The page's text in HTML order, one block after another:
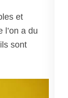
et
l’on a du
sont